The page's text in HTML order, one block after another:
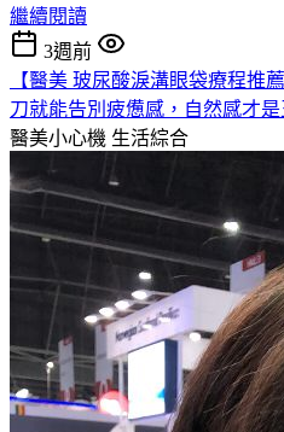
繼續閱讀
3週前
【醫美 玻尿酸淚溝眼袋療程推
刀就能告別疲憊感，自然感才是
醫美小心機 生活綜合